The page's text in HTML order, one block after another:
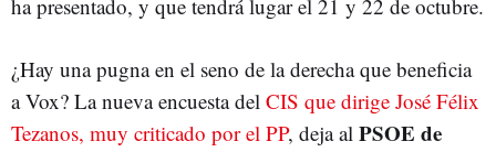
ha presentado, y que tendrá lugar el 21 y 22 de octubre.
¿Hay una pugna en el seno de la derecha que beneficia
a Vox? La nueva encuesta del CIS que dirige José Félix
Tezanos, muy criticado por el PP, deja al PSOE de